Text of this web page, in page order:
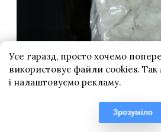
Усе гаразд, просто хочемо
використовує файли cookies. Так
і налаштовуємо рекламу.
Зрозуміло